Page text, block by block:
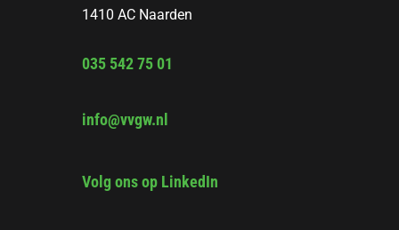
1410 AC Naarden
035 542 75 01
info@vvgw.nl
Volg ons op LinkedIn